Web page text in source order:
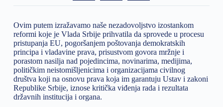
Ovim putem izražavamo naše nezadovoljstvo izostankom
reformi koje je Vlada Srbije prihvatila da sprovede u procesu
pristupanja EU, pogoršanjem poštovanja demokratskih
principa i vladavine prava, prisustvom govora mržnje i
porastom nasilja nad pojedincima, novinarima, medijima,
političkim neistomišljenicima i organizacijama civilnog
društva koji na osnovu prava koja im garantuju Ustav i zakoni
Republike Srbije, iznose kritička viđenja rada i rezultata
državnih institucija i organa.